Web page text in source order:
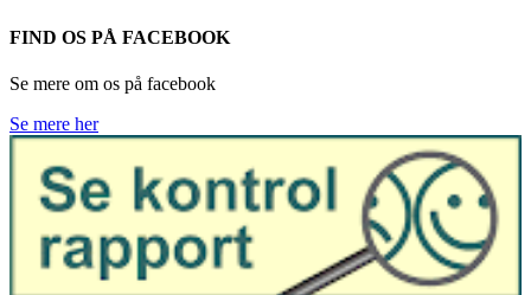
FIND OS PÅ FACEBOOK
Se mere om os på facebook
Se mere her